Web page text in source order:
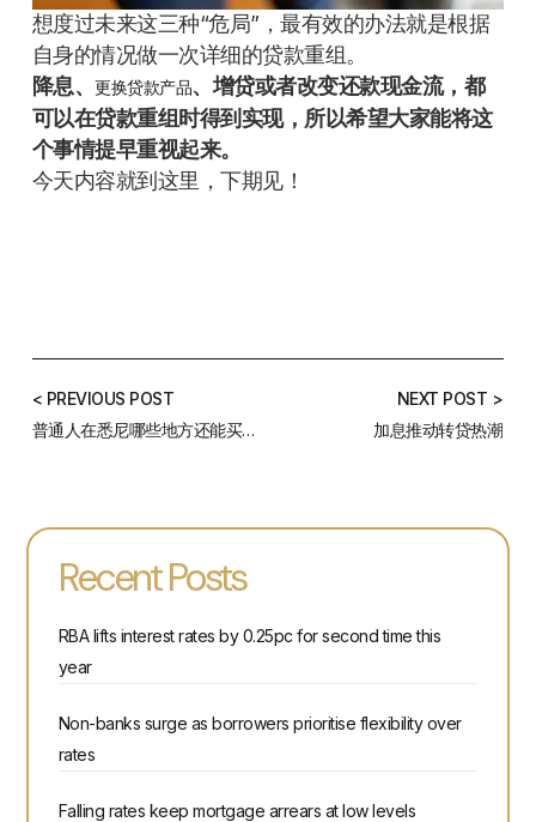
想度过未来这三种“危局”，最有效的办法就是根据
自身的情况做一次详细的贷款重组。
降息、更换贷款产品、增贷或者改变还款现金流，都
可以在贷款重组时得到实现，所以希望大家能将这
个事情提早重视起来。
今天内容就到这里，下期见！
< PREVIOUS POST
普通人在悉尼哪些地方还能买得起房？
NEXT POST >
加息推动转贷热潮
Recent Posts
RBA lifts interest rates by 0.25pc for second time this
year
Non-banks surge as borrowers prioritise flexibility over
rates
Falling rates keep mortgage arrears at low levels